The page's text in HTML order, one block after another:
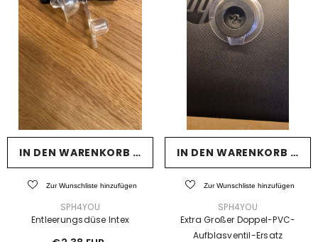
IN DEN WARENKORB LEGEN
Zur Wunschliste hinzufügen
SPH4YOU
Entleerungsdüse Intex
IN DEN WARENKORB
Zur Wunschliste hinzufügen
SPH4YOU
Extra Großer Doppel-PVC-
Aufblasventil-Ersatz